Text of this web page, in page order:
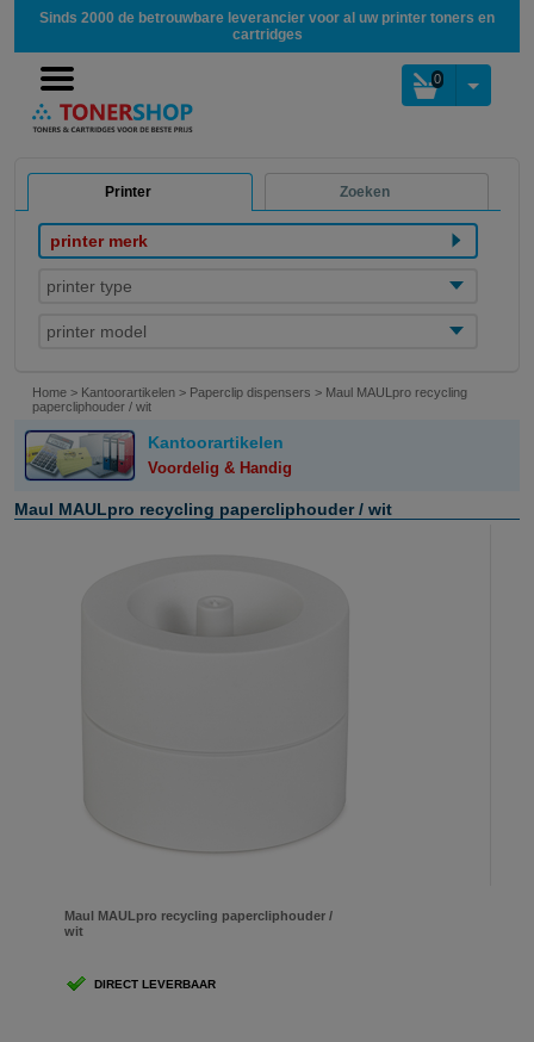
Sinds 2000 de betrouwbare leverancier voor al uw printer toners en
cartridges
0
Printer Zoeken
printer merk
printer type
printer model
Home > Kantoorartikelen > Paperclip dispensers > Maul MAULpro recycling
papercliphouder / wit
Kantoorartikelen
Voordelig & Handig
Maul MAULpro recycling papercliphouder / wit
Maul MAULpro recycling papercliphouder /
wit
DIRECT LEVERBAAR